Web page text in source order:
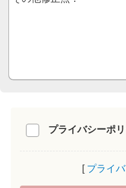
プライバシーポ
プライ